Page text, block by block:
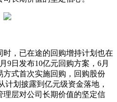
，已在途的回购增持计划也在
9日发布10亿元回购方案，6月
方式首次实施回购，回购股份
计划披露到亿元级资金落地，
理层对公司长期价值的坚定信